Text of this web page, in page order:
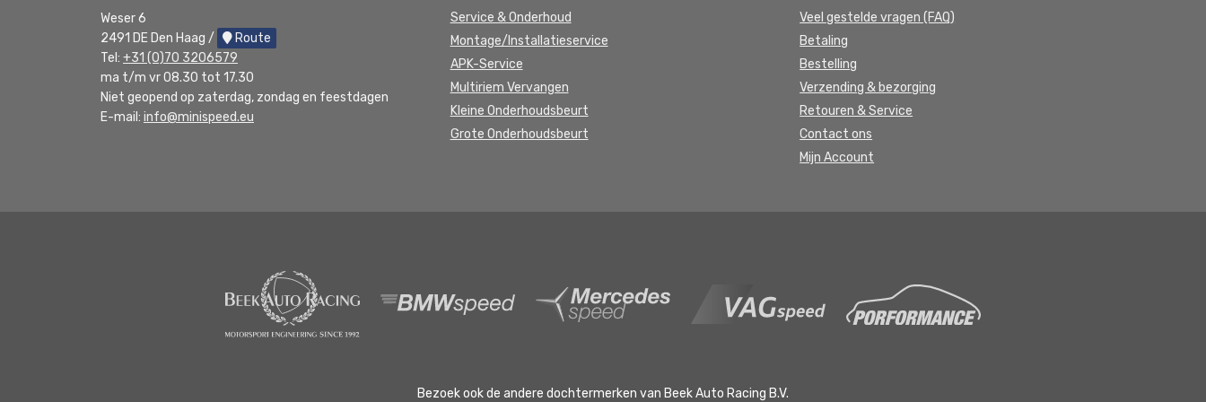
Weser 6
2491 DE Den Haag /
Route
Tel: +31 (0)70 3206579
ma t/m vr 08.30 tot 17.30
Niet geopend op zaterdag, zondag en feestdagen
E-mail: info@minispeed.eu
Service & Onderhoud
Montage/Installatieservice
APK-Service
Multiriem Vervangen
Kleine Onderhoudsbeurt
Grote Onderhoudsbeurt
Veel gestelde vragen (FAQ)
Betaling
Bestelling
Verzending & bezorging
Retouren & Service
Contact ons
Mijn Account
Bezoek ook de andere dochtermerken van Beek Auto Racing B.V.